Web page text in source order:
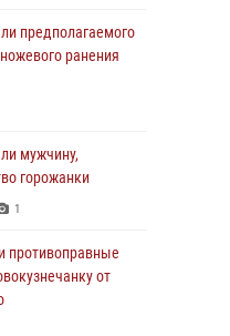
предполагаемого
ранения
мужчину,
горожанки
1
противоправные
от